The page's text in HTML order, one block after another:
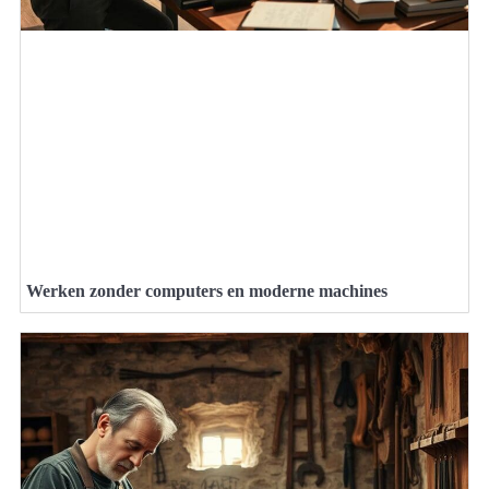
Werken zonder computers en moderne machines